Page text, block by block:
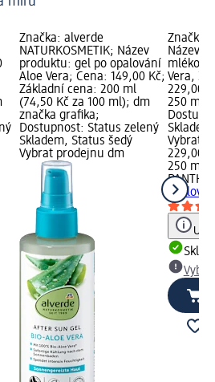
Značka: alverde
NATURKOSMETIK; Název
produktu: gel po opalování
Aloe Vera; Cena: 149,00 Kč;
Základní cena: 200 ml
(74,50 Kč za 100 ml); dm
značka grafika;
Dostupnost: Status zelený
Skladem, Status šedý
Vybrat prodejnu dm
Značka:
Název
mléko
Vera,
229,00
250 ml
Vybrat
229,00
250 ml